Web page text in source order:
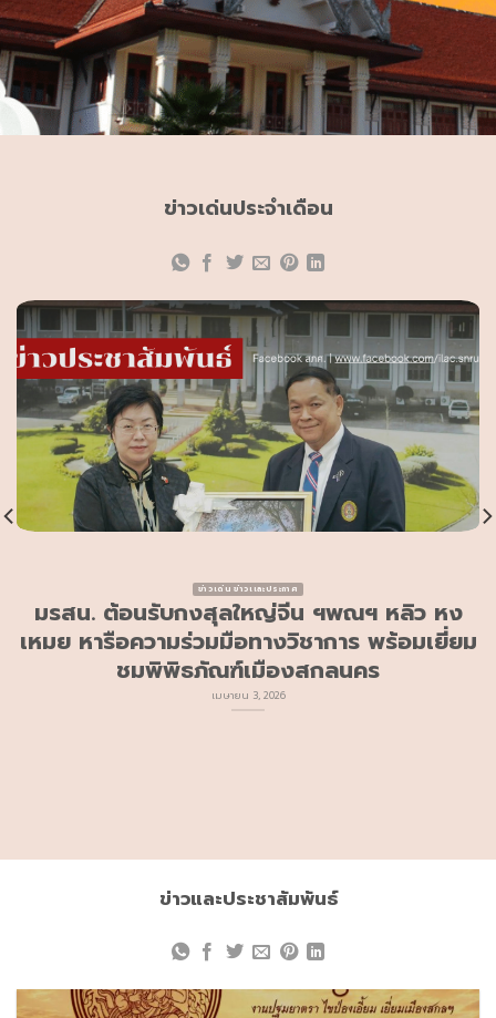
ข่าวเด่นประจำเดือน
ข่าวเด่น ข่าวเเละประกาศ
มรสน. ต้อนรับกงสุลใหญ่จีน ฯพณฯ หลิว หง
เหมย หารือความร่วมมือทางวิชาการ พร้อมเยี่ยม
ชมพิพิธภัณฑ์เมืองสกลนคร
เมษายน 3, 2026
ข่าวและประชาสัมพันธ์